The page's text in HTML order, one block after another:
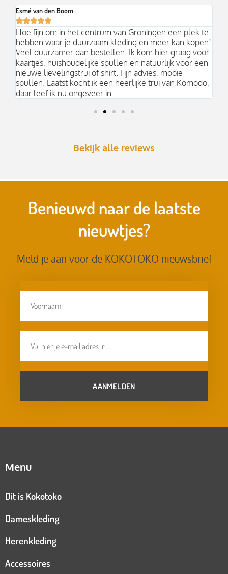
Esmé van den Boom

Hoe fijn om in het centrum van Groningen een plek te
hebben waar je duurzaam kleding en meer kan kopen!
Veel duurzamer dan bestellen. Ik kom hier graag voor
kaartjes, huishoudelijke spullen en natuurlijk voor een
nieuwe lievelingstrui of shirt. Fijn advies, mooie
spullen. Laatst kocht ik een heerlijke trui van Komodo,
daar leef ik nu ongeveer in.
Bekijk alle reviews
Benieuwd naar de laatste
nieuwtjes?
Meld je aan voor de KOKOTOKO nieuwsbrief
AANMELDEN
Menu
Dit is Kokotoko
Dameskleding
Herenkleding
Accessoires